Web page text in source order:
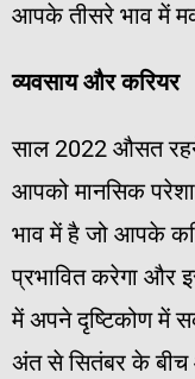
आपके तीसरे भाव में
व्यवसाय और करियर
साल 2022 औसत
आपको मानसिक
भाव में है जो आपके
प्रभावित करेगा और
में अपने दृष्टिकोण में
अंत से सितंबर के